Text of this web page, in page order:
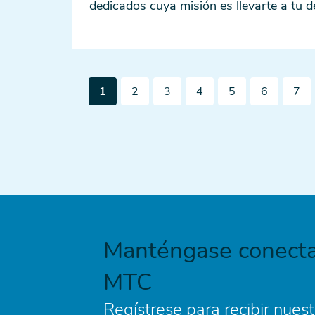
dedicados cuya misión es llevarte a tu
Pagination
Página
actual
1 Página
2 Página
3 Página
4 Página
5 Página
6 7
Manténgase
MTC
Regístrese para recibir